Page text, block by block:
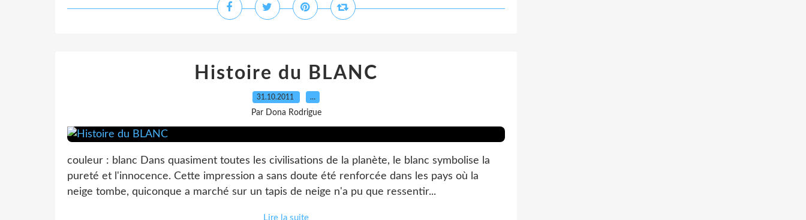
Histoire du BLANC
31.10.2011 …
Par Dona Rodrigue
couleur : blanc Dans quasiment toutes les civilisations de la planète, le blanc symbolise la
pureté et l'innocence. Cette impression a sans doute été renforcée dans les pays où la
neige tombe, quiconque a marché sur un tapis de neige n'a pu que ressentir...
Lire la suite